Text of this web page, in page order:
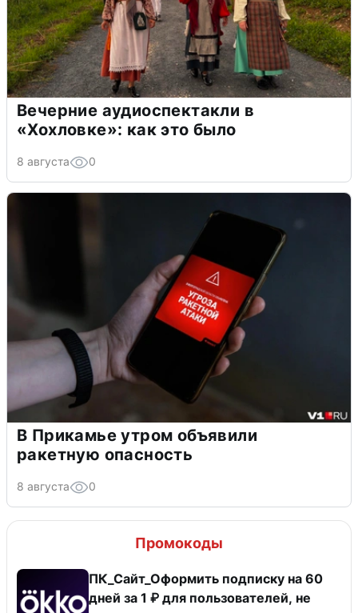
Вечерние аудиоспектакли в
«Хохловке»: как это было
8 августа 0
В Прикамье утром объявили
ракетную опасность
8 августа 0
Промокоды
ПК_Сайт_Оформить подписку на 60
дней за 1 ₽ для пользователей, не